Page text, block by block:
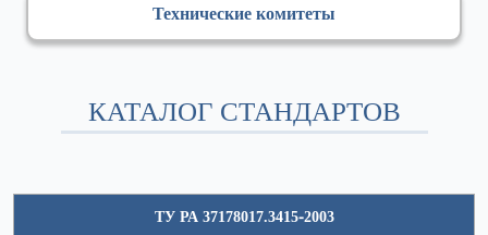
Технические комитеты
КАТАЛОГ СТАНДАРТОВ
ТУ РА 37178017.3415-2003